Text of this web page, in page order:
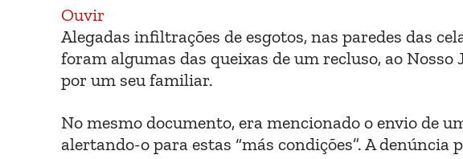
Ouvir
Alegadas infiltrações de esgotos, nas paredes das
foram algumas das queixas de um recluso, ao
por um seu familiar.
No mesmo documento, era mencionado o envio de
alertando-o para estas “más condições”. A